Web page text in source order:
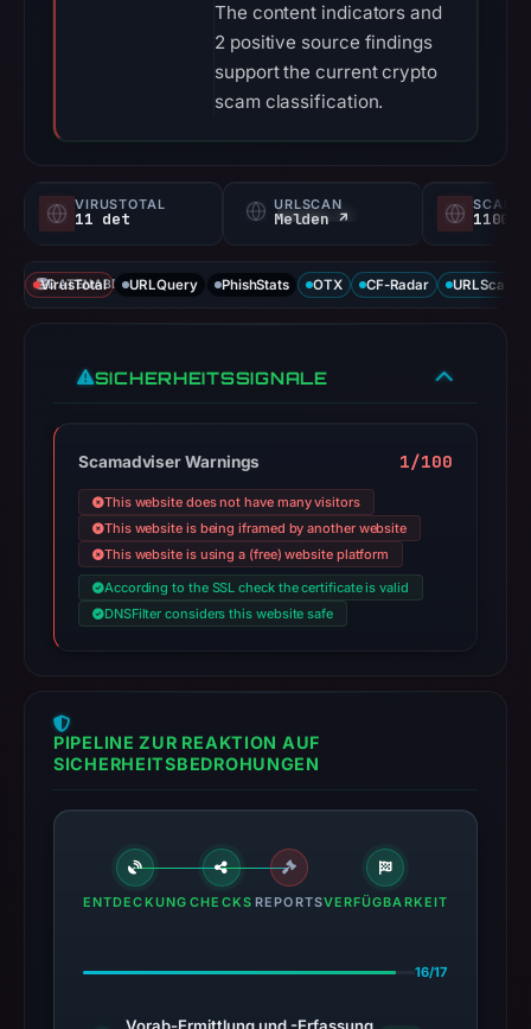
The content indicators and
2 positive source findings
support the current crypto
scam classification.
VIRUSTOTAL
11 det
URLSCAN
Melden ↗ 1100/
DATENABDECKUNG
VirusTotal URLQuery PhishStats OTX CF-Radar URLScan
SICHERHEITSSIGNALE
Scamadviser Warnings 1/100
This website does not have many visitors
This website is being iframed by another website
This website is using a (free) website platform
According to the SSL check the certificate is valid
DNSFilter considers this website safe
PIPELINE ZUR REAKTION AUF
SICHERHEITSBEDROHUNGEN
ENTDECKUNG CHECKS REPORTSVERFÜGBARKEIT
16/17